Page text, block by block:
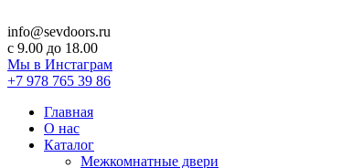
info@sevdoors.ru
c 9.00 до 18.00
Мы в Инстаграм
+7 978 765 39 86
Главная
О нас
Каталог
Межкомнатные двери